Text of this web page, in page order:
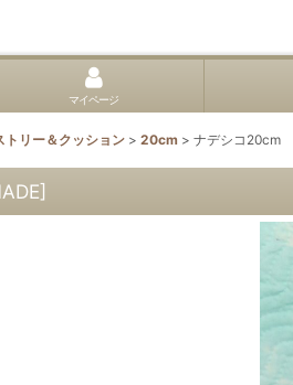
マイページ
トリー＆クッション > 20cm > ナデシコ20cm
]